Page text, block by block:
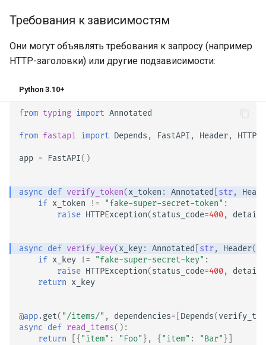
Требования к зависимостям
Они могут объявлять требования к запросу (например
HTTP-заголовки) или другие подзависимости:
Python 3.10+
from typing import Annotated
from fastapi import Depends , FastAPI , Header,
app = FastAPI()
async def verify_token(x_token : Annotated str,
if x_token != "fake-super-secret-token" :
raise HTTPException(status_code=400, detail
async def verify_key(x_key: Annotated str, Header
if x_key != "fake-super-secret-key" :
raise HTTPException(status_code=400, detail
return x_key
@app.get( "/items/" , dependencies= Depends(
async def read_items():
return
[{ "item" : "Foo" }, { "item" : "Bar" }]